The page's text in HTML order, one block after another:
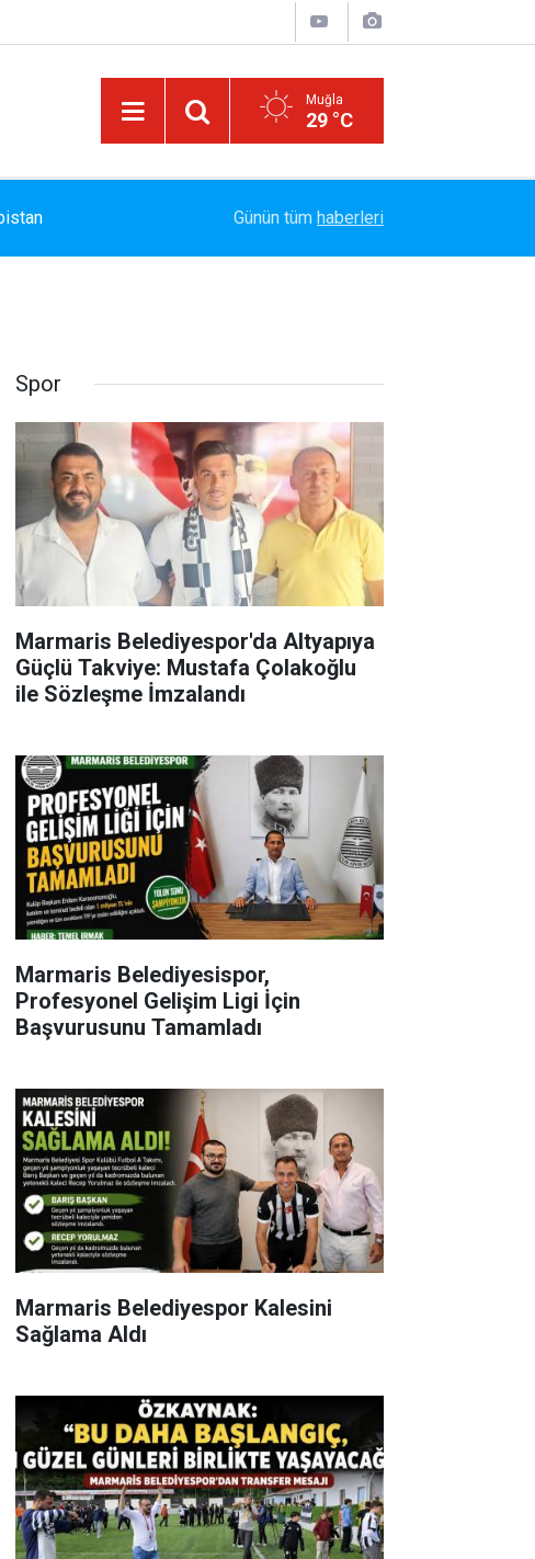
Muğla
29 °C
Sözleşme İmzalandı
Günün tüm haberleri
Spor
Marmaris Belediyespor'da Altyapıya
Güçlü Takviye: Mustafa Çolakoğlu
ile Sözleşme İmzalandı
Marmaris Belediyesispor,
Profesyonel Gelişim Ligi İçin
Başvurusunu Tamamladı
Marmaris Belediyespor Kalesini
Sağlama Aldı